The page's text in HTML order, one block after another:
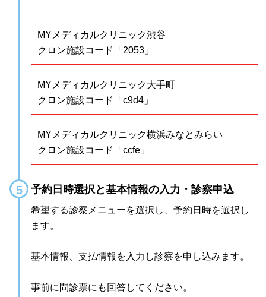
MYメディカルクリニック渋谷
クロン施設コード「2053」
MYメディカルクリニック大手町
クロン施設コード「c9d4」
MYメディカルクリニック横浜みなとみらい
クロン施設コード「ccfe」
予約日時選択と基本情報の入力・診察申込
希望する診察メニューを選択し、予約日時を選択し
ます。
基本情報、支払情報を入力し診察を申し込みます。
事前に問診票にも回答してください。